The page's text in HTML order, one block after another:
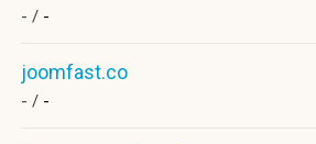
- / -
joomfast.co
- / -